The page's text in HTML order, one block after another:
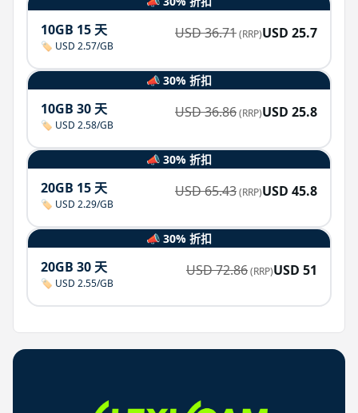
10GB 15 天
🏷️ USD 2.57/GB
USD36.71(RRP)USD 25.7
📣 30% 折扣
10GB 30 天
🏷️ USD 2.58/GB
USD36.86(RRP)USD 25.8
📣 30% 折扣
20GB 15 天
🏷️ USD 2.29/GB
USD65.43(RRP)USD 45.8
📣 30% 折扣
20GB 30 天
🏷️ USD 2.55/GB
USD72.86(RRP)USD 51